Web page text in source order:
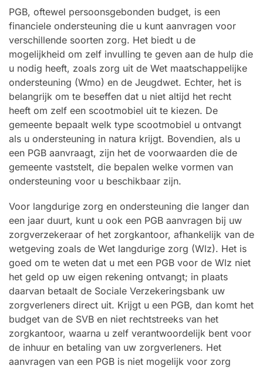
PGB, oftewel persoonsgebonden budget, is een
financiele ondersteuning die u kunt aanvragen voor
verschillende soorten zorg. Het biedt u de
mogelijkheid om zelf invulling te geven aan de hulp die
u nodig heeft, zoals zorg uit de Wet maatschappelijke
ondersteuning (Wmo) en de Jeugdwet. Echter, het is
belangrijk om te beseffen dat u niet altijd het recht
heeft om zelf een scootmobiel uit te kiezen. De
gemeente bepaalt welk type scootmobiel u ontvangt
als u ondersteuning in natura krijgt. Bovendien, als u
een PGB aanvraagt, zijn het de voorwaarden die de
gemeente vaststelt, die bepalen welke vormen van
ondersteuning voor u beschikbaar zijn.
Voor langdurige zorg en ondersteuning die langer dan
een jaar duurt, kunt u ook een PGB aanvragen bij uw
zorgverzekeraar of het zorgkantoor, afhankelijk van de
wetgeving zoals de Wet langdurige zorg (Wlz). Het is
goed om te weten dat u met een PGB voor de Wlz niet
het geld op uw eigen rekening ontvangt; in plaats
daarvan betaalt de Sociale Verzekeringsbank uw
zorgverleners direct uit. Krijgt u een PGB, dan komt het
budget van de SVB en niet rechtstreeks van het
zorgkantoor, waarna u zelf verantwoordelijk bent voor
de inhuur en betaling van uw zorgverleners. Het
aanvragen van een PGB is niet mogelijk voor zorg